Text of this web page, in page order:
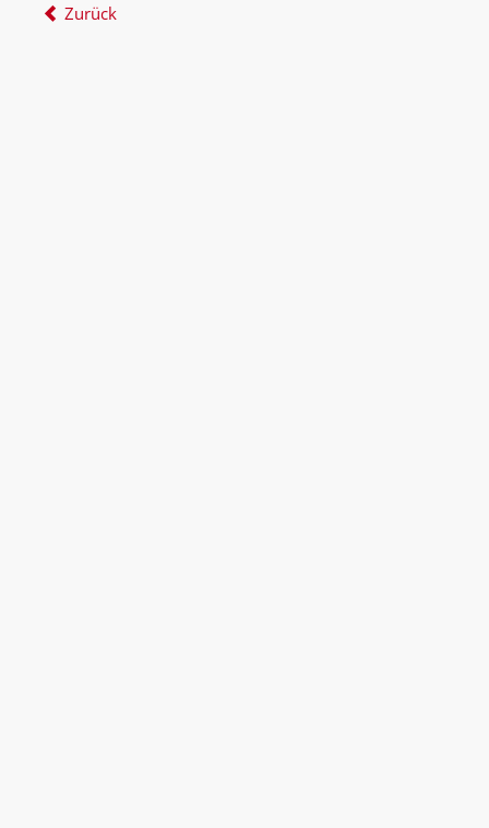
Zurück